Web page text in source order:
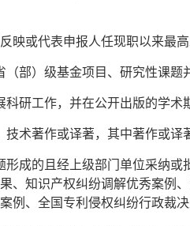
映或代表申报人任现职以来最
（部）级基金项目、研究性课题
科研工作，并在公开出版的学
技术著作或译著，其中著作或译
形成的且经上级部门单位采纳
、知识产权纠纷调解优秀案例
例、全国专利侵权纠纷行政裁决